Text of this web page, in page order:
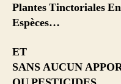
Plantes Tinctoriales
Espèces…
ET
SANS AUCUN